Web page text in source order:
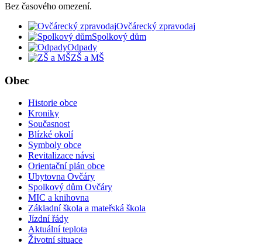
Bez časového omezení.
Ovčárecký zpravodaj
Spolkový dům
Odpady
ZŠ a MŠ
Obec
Historie obce
Kroniky
Současnost
Blízké okolí
Symboly obce
Revitalizace návsi
Orientační plán obce
Ubytovna Ovčáry
Spolkový dům Ovčáry
MIC a knihovna
Základní škola a mateřská škola
Jízdní řády
Aktuální teplota
Životní situace